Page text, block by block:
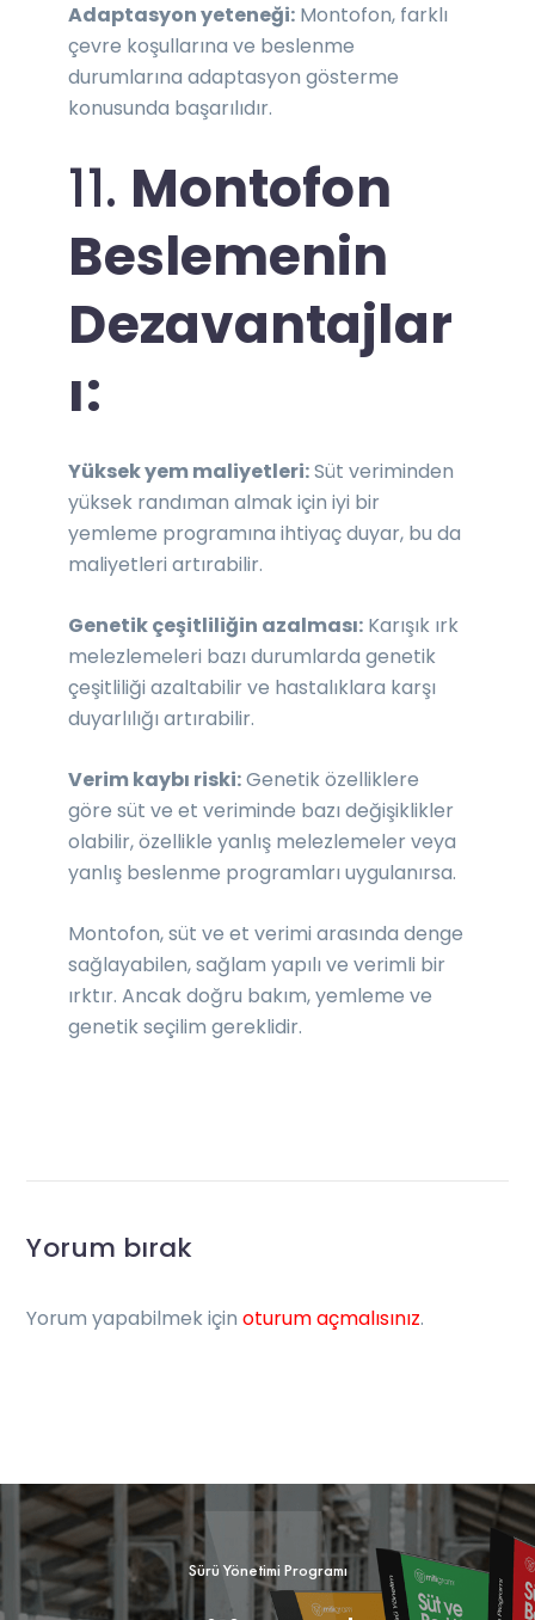
Adaptasyon yeteneği: Montofon, farklı
çevre koşullarına ve beslenme
durumlarına adaptasyon gösterme
konusunda başarılıdır.
11. Montofon
Beslemenin
Dezavantajlar
ı:
Yüksek yem maliyetleri:Süt veriminden
yüksek randıman almak için iyi bir
yemleme programına ihtiyaç duyar, bu da
maliyetleri artırabilir.
Genetik çeşitliliğin azalması: Karışık ırk
melezlemeleri bazı durumlarda genetik
çeşitliliği azaltabilir ve hastalıklara karşı
duyarlılığı artırabilir.
Verim kaybı riski:Genetik özelliklere
göre süt ve et veriminde bazı değişiklikler
olabilir, özellikle yanlış melezlemeler veya
yanlış beslenme programları uygulanırsa.
Montofon, süt ve et verimi arasında denge
sağlayabilen, sağlam yapılı ve verimli bir
ırktır. Ancak doğru bakım, yemleme ve
genetik seçilim gereklidir.
Yorum bırak
Yorum yapabilmek içinoturum açmalısınız.
Sürü Yönetimi Programı